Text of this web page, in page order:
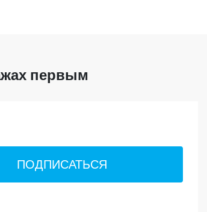
первым
ПОДПИСАТЬСЯ